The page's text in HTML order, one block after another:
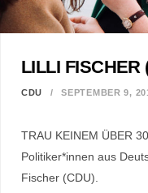
LILLI FISCHER
CDU SEPTEMBER 9,
TRAU KEINEM ÜBER
Politiker*innen aus
Fischer (CDU).